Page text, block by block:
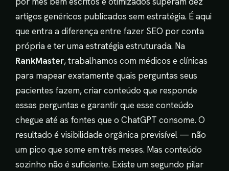
artigos genéricos publicados sem estratégia. É aqui
que entra a diferença entre fazer SEO por conta
própria e ter uma estratégia estruturada. Na
RankMaster, trabalhamos com médicos e clínicas
para mapear exatamente quais perguntas seus
pacientes fazem, criar conteúdo que responde
essas perguntas e garantir que esse conteúdo
chegue até as fontes que o ChatGPT consome. O
resultado é visibilidade orgânica previsível — não
um pico que some em três meses. Mas conteúdo
sozinho não é suficiente. Existe um segundo pilar